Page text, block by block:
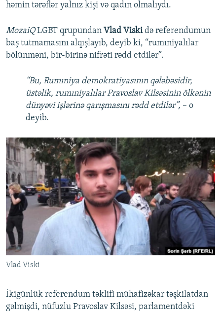
həmin tərəflər yalnız kişi və qadın olmalıydı.
MozaiQLGBT qrupundan Vlad Viskidə referendumun
baş tutmamasını alqışlayıb, deyib ki, “rumıniyalılar
bölünməni, bir-birinə nifrəti rədd etdilər”.
“Bu, Rumıniya demokratiyasının qələbəsidir,
üstəlik, rumıniyalılar Pravoslav Kilsəsinin ölkənin
dünyəvi işlərinə qarışmasını rədd etdilər”, – o
deyib.
Vlad Viski
İkigünlük referendum təklifi mühafizəkar təşkilatdan
gəlmişdi, nüfuzlu Pravoslav Kilsəsi, parlamentdəki